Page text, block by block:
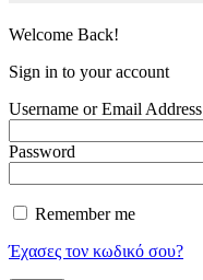
Welcome Back!
Sign in to your account
Username or Email Address
Password
Remember me
Έχασες τον κωδικό σου?